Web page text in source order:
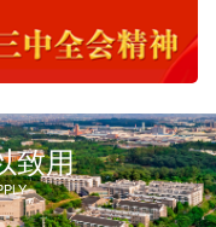
的！
致用